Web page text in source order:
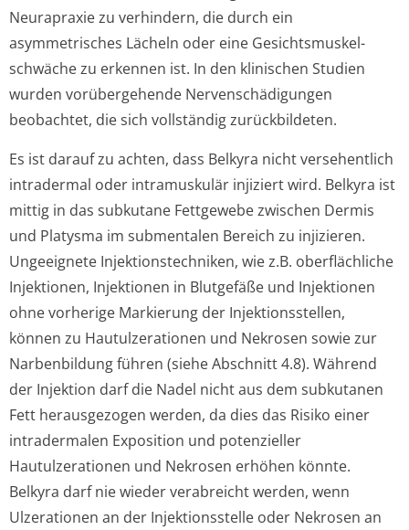
Neurapraxie zu verhindern, die durch ein
asymmetrisches Lächeln oder eine Gesichtsmuskel­
schwäche zu erkennen ist. In den klinischen Studien
wurden vorübergehende Nervenschädigungen
beobachtet, die sich vollständig zurückbildeten.
Es ist darauf zu achten, dass Belkyra nicht versehentlich
intradermal oder intramuskulär injiziert wird. Belkyra ist
mittig in das subkutane Fettgewebe zwischen Dermis
und Platysma im submentalen Bereich zu injizieren.
Ungeeignete Injektionstechni­ken, wie z.B. oberflächliche
Injektionen, Injektionen in Blutgefäße und Injektionen
ohne vorherige Markierung der Injektionsstellen,
können zu Hautulzerationen und Nekrosen sowie zur
Narbenbildung führen (siehe Abschnitt 4.8). Während
der Injektion darf die Nadel nicht aus dem subkutanen
Fett herausgezogen werden, da dies das Risiko einer
intradermalen Exposition und potenzieller
Hautulzerationen und Nekrosen erhöhen könnte.
Belkyra darf nie wieder verabreicht werden, wenn
Ulzerationen an der Injektionsstelle oder Nekrosen an